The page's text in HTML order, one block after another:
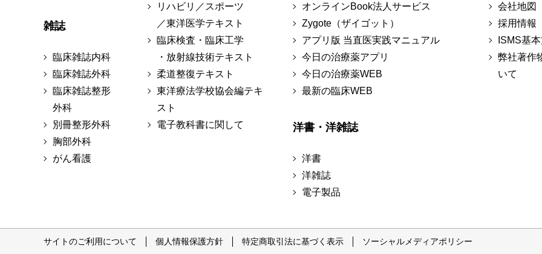
雑誌
臨床雑誌内科
臨床雑誌外科
臨床雑誌整形
外科
別冊整形外科
胸部外科
がん看護
リハビリ／スポーツ
／東洋医学テキスト
臨床検査・臨床工学
・放射線技術テキスト
柔道整復テキスト
東洋療法学校協会編テキ
スト
電子教科書に関して
オンラインBook法人サービス
Zygote（ザイゴット）
アプリ版 当直医実践マニュアル
今日の治療薬アプリ
今日の治療薬WEB
最新の臨床WEB
洋書・洋雑誌
洋書
洋雑誌
電子製品
会社地図
採用情報
ISMS基
弊社著作
いて
サイトのご利用について 個人情報保護方針 特定商取引法に基づく表示 ソーシャルメディアポリシー